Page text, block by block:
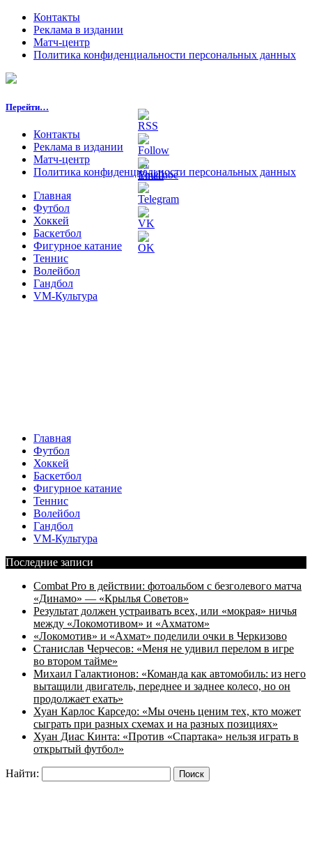
Контакты
Реклама в издании
Матч-центр
Политика конфиденциальности персональных данных
Перейти…
Контакты
Реклама в издании
Матч-центр
Политика конфиденциальности персональных данных
Главная
Футбол
Хоккей
Баскетбол
Фигурное катание
Теннис
Волейбол
Гандбол
VM-Культура
Главная
Футбол
Хоккей
Баскетбол
Фигурное катание
Теннис
Волейбол
Гандбол
VM-Культура
Последние записи
Combat Pro в действии: фотоальбом с безголевого матча
«Динамо» — «Крылья Советов»
Результат должен устраивать всех, или «мокрая» ничья
между «Локомотивом» и «Ахматом»
«Локомотив» и «Ахмат» поделили очки в Черкизово
Станислав Черчесов: «Меня не удивил перелом в игре
во втором тайме»
Михаил Галактионов: «Команда как автомобиль: из него
вытащили двигатель, переднее и заднее колесо, но он
продолжает ехать»
Хуан Карлос Карседо: «Мы очень ценим тех, кто может
сыграть при разных схемах и на разных позициях»
Хуан Диас Кинта: «Против «Спартака» нельзя играть в
открытый футбол»
Найти: